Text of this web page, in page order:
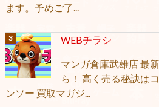
ます。予めご了...
WEBチラシ
マンガ倉庫武雄店 最
ら！ 高く売る秘訣は
ンソー 買取マガジ...